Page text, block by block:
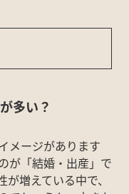
多い？
メージがあります
が「結婚・出産」で
増えている中で、